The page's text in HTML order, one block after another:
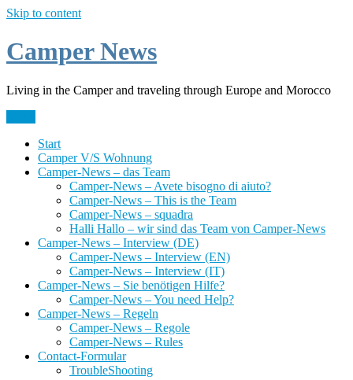
Skip to content
Camper News
Living in the Camper and traveling through Europe and Morocco
Start
Camper V/S Wohnung
Camper-News – das Team
Camper-News – Avete bisogno di aiuto?
Camper-News – This is the Team
Camper-News – squadra
Halli Hallo – wir sind das Team von Camper-News
Camper-News – Interview (DE)
Camper-News – Interview (EN)
Camper-News – Interview (IT)
Camper-News – Sie benötigen Hilfe?
Camper-News – You need Help?
Camper-News – Regeln
Camper-News – Regole
Camper-News – Rules
Contact-Formular
TroubleShooting